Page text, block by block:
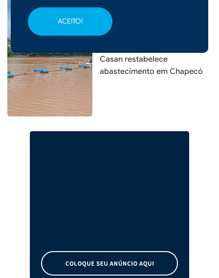
ACEITO!
CIDADES
Casan restabelece
abastecimento em Chapecó